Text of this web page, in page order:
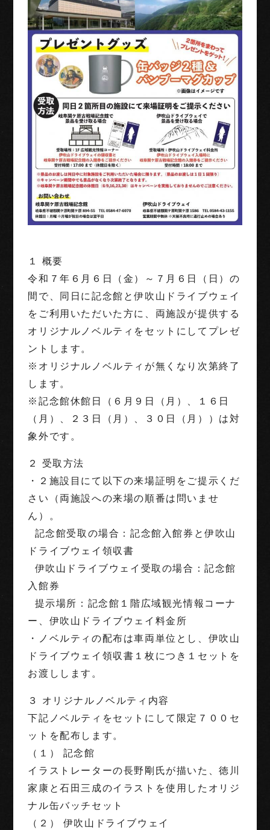
１ 概要
令和７年６月６日（金）～７月６日（日）の
間で、同日に記念館と伊吹山ドライブウェイ
をご利用いただいた方に、両施設が提供する
オリジナルノベルティをセットにしてプレゼ
ントします。
※オリジナルノベルティが無くなり次第終了
します。
※記念館休館日（６月９日（月）、１６日
（月）、２３日（月）、３０日（月））は対
象外です。
２ 受取方法
・２施設目にて以下の来場証明をご提示くだ
さい（両施設への来場の順番は問いませ
ん）。
記念館受取の場合：記念館入館券と伊吹山
ドライブウェイ領収書
伊吹山ドライブウェイ受取の場合：記念館
入館券
提示場所：記念館１階広域観光情報コーナ
ー、伊吹山ドライブウェイ料金所
・ノベルティの配布は車両単位とし、伊吹山
ドライブウェイ領収書１枚につき１セットを
お渡しします。
３ オリジナルノベルティ内容
下記ノベルティをセットにして限定７００セ
ットを配布します。
（１） 記念館
イラストレーターの長野剛氏が描いた、徳川
家康と石田三成のイラストを使用したオリジ
ナル缶バッチセット
（２） 伊吹山ドライブウェイ